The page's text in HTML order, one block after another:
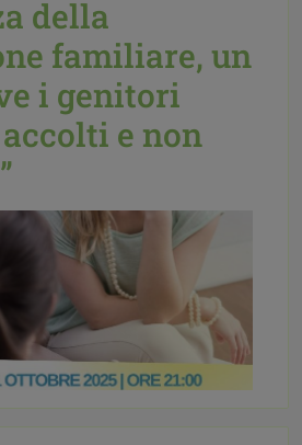
della
familiare, un
i genitori
e non